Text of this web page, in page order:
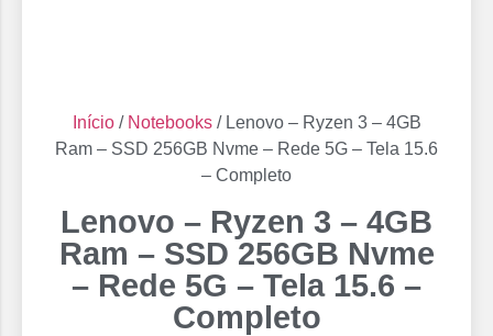
Início/ Notebooks/ Lenovo – Ryzen 3 – 4GB
Ram – SSD 256GB Nvme – Rede 5G – Tela 15.6
– Completo
Lenovo – Ryzen 3 – 4GB
Ram – SSD 256GB Nvme
– Rede 5G – Tela 15.6 –
Completo